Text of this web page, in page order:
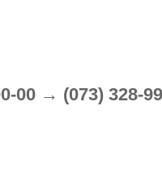
00 → (073) 328-